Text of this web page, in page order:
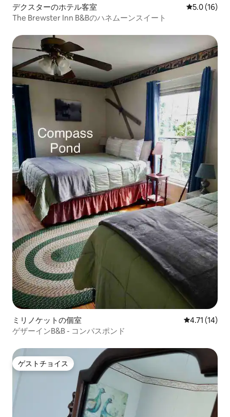
デクスターのホテル客室 レビュー16
5.0 (16)
The Brewster Inn B&Bのハネムーンスイート
ミリノケットの個室 レビュー14
4.71 (14)
ゲザーインB&B - コンパスポンド
ゲストチョイス
ゲストチョイス